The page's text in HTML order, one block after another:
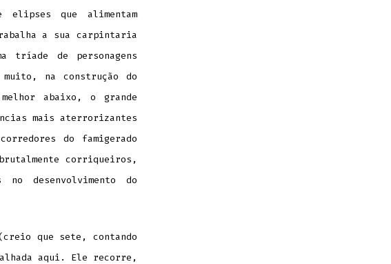
que alimentam
a sua carpintaria
tríade de personagens
muito, na construção do
abaixo, o grande
mais aterrorizantes
do famigerado
corriqueiros,
desenvolvimento do
que sete, contando
aqui. Ele recorre,